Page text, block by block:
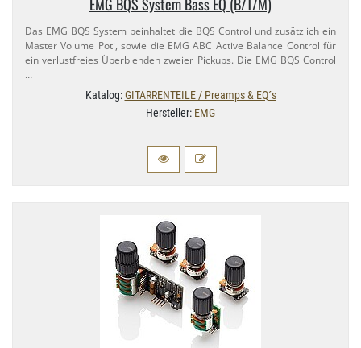
Das EMG BQS System beinhaltet die BQS Control und zusätzlich ein
Master Volume Poti, sowie die EMG ABC Active Balance Control für
ein verlustfreies Überblenden zweier Pickups. Die EMG BQS Control
…
Katalog:GITARRENTEILE / Preamps & EQ´s
Hersteller: EMG